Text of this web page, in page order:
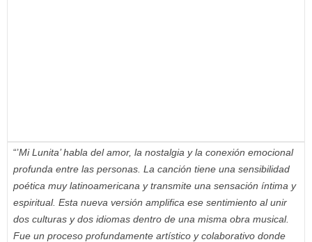
“’Mi Lunita’ habla del amor, la nostalgia y la conexión emocional
profunda entre las personas. La canción tiene una sensibilidad
poética muy latinoamericana y transmite una sensación íntima y
espiritual. Esta nueva versión amplifica ese sentimiento al unir
dos culturas y dos idiomas dentro de una misma obra musical.
Fue un proceso profundamente artístico y colaborativo donde